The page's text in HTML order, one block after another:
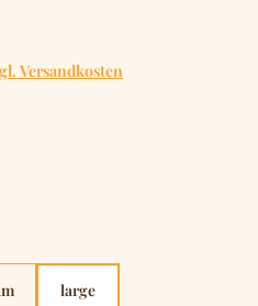
Versandkosten
large